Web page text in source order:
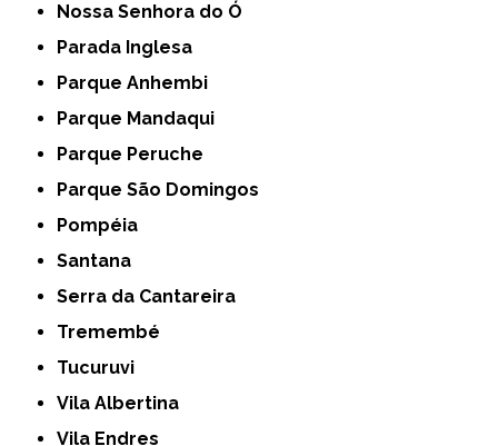
Nossa Senhora do Ó
Parada Inglesa
Parque Anhembi
Parque Mandaqui
Parque Peruche
Parque São Domingos
Pompéia
Santana
Serra da Cantareira
Tremembé
Tucuruvi
Vila Albertina
Vila Endres